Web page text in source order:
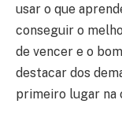
usar o que
conseguir o
de vencer e o
destacar dos
primeiro lugar na